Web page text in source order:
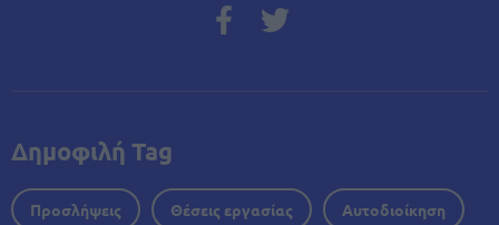
Δημοφιλή Tag
Προσλήψεις Θέσεις εργασίας Αυτοδιοίκηση